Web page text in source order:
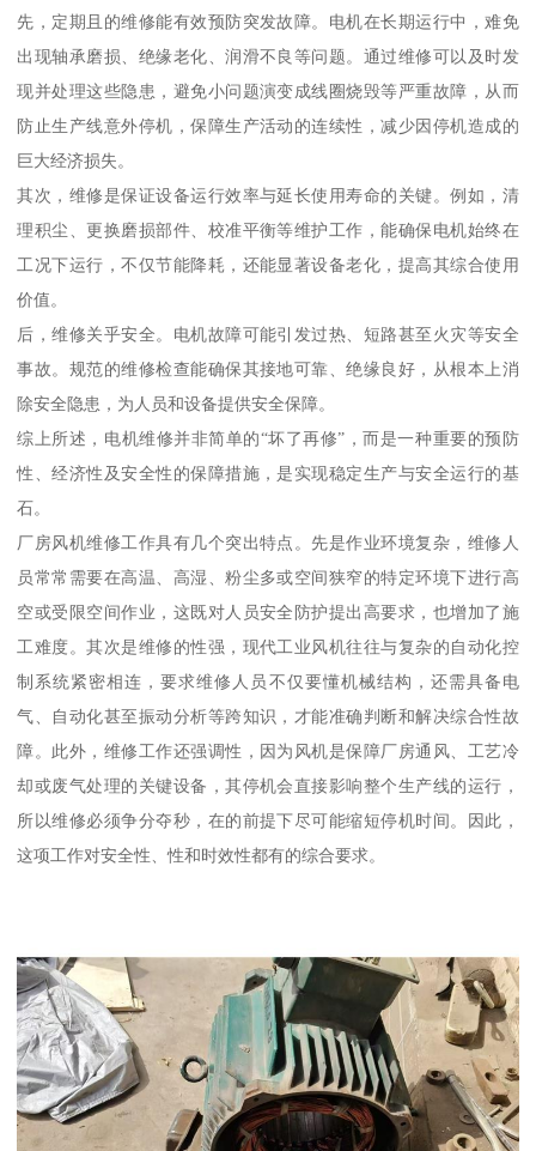
先，定期且的维修能有效预防突发故障。电机在长期运行中，难免
出现轴承磨损、绝缘老化、润滑不良等问题。通过维修可以及时发
现并处理这些隐患，避免小问题演变成线圈烧毁等严重故障，从而
防止生产线意外停机，保障生产活动的连续性，减少因停机造成的
巨大经济损失。
其次，维修是保证设备运行效率与延长使用寿命的关键。例如，清
理积尘、更换磨损部件、校准平衡等维护工作，能确保电机始终在
工况下运行，不仅节能降耗，还能显著设备老化，提高其综合使用
价值。
后，维修关乎安全。电机故障可能引发过热、短路甚至火灾等安全
事故。规范的维修检查能确保其接地可靠、绝缘良好，从根本上消
除安全隐患，为人员和设备提供安全保障。
综上所述，电机维修并非简单的“坏了再修”，而是一种重要的预防
性、经济性及安全性的保障措施，是实现稳定生产与安全运行的基
石。
厂房风机维修工作具有几个突出特点。先是作业环境复杂，维修人
员常常需要在高温、高湿、粉尘多或空间狭窄的特定环境下进行高
空或受限空间作业，这既对人员安全防护提出高要求，也增加了施
工难度。其次是维修的性强，现代工业风机往往与复杂的自动化控
制系统紧密相连，要求维修人员不仅要懂机械结构，还需具备电
气、自动化甚至振动分析等跨知识，才能准确判断和解决综合性故
障。此外，维修工作还强调性，因为风机是保障厂房通风、工艺冷
却或废气处理的关键设备，其停机会直接影响整个生产线的运行，
所以维修必须争分夺秒，在的前提下尽可能缩短停机时间。因此，
这项工作对安全性、性和时效性都有的综合要求。